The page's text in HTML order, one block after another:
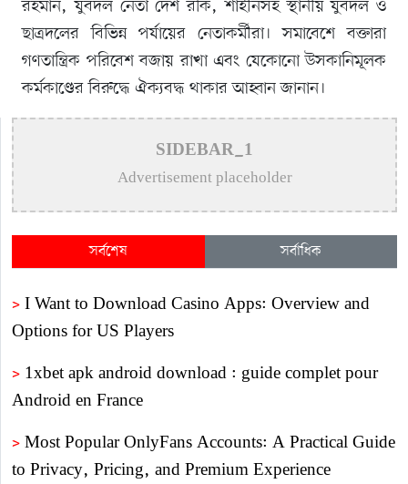
রহমান, যুবদল নেতা দেশ রকি, শাহীনসহ স্থানীয় যুবদল ও
ছাত্রদলের বিভিন্ন পর্যায়ের নেতাকর্মীরা। সমাবেশে বক্তারা
গণতান্ত্রিক পরিবেশ বজায় রাখা এবং যেকোনো উসকানিমূলক
কর্মকাণ্ডের বিরুদ্ধে ঐক্যবদ্ধ থাকার আহ্বান জানান।
SIDEBAR_1
Advertisement placeholder
সর্বশেষ সর্বাধিক
> I Want to Download Casino Apps: Overview and
Options for US Players
> 1xbet apk android download : guide complet pour
Android en France
> Most Popular OnlyFans Accounts: A Practical Guide
to Privacy, Pricing, and Premium Experience